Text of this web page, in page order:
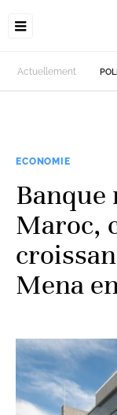
Actuellement
ECONOMIE
Banque
Maroc,
Mena